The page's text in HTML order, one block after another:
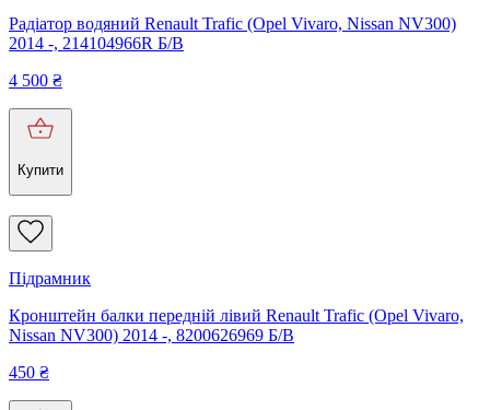
Радіатор водяний Renault Trafic (Opel Vivaro, Nissan NV300)
2014 -, 214104966R Б/В
4 500 ₴
Купити
Підрамник
Кронштейн балки передній лівий Renault Trafic (Opel Vivaro,
Nissan NV300) 2014 -, 8200626969 Б/В
450 ₴